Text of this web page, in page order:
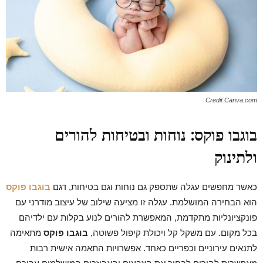
Credit Canva.com
בוגבו פוקס: נוחות ובטיחות להורים
ולתינוק
כאשר מחפשים עגלה שתספק גם נוחות וגם בטיחות, דגם בוגבו פוקס
הוא הבחירה המושלמת. עגלה זו מציעה שילוב של עיצוב מודרני עם
פונקציונליות מתקדמת, המאפשרת להורים לנוע בקלות עם ילדיהם
בכל מקום. עם משקל קל ויכולת קיפול פשוטה, בוגבו פוקס מתאימה
לתנאים עירוניים וכפריים כאחד. אפשרויות התאמה אישית רבות